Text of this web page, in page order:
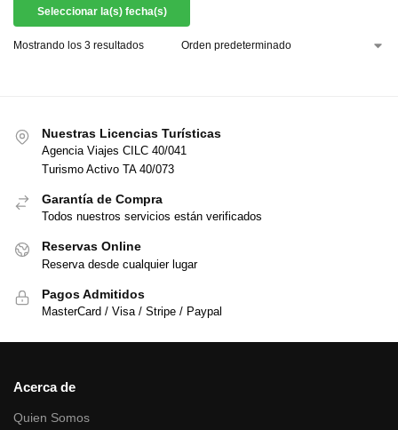
Seleccionar la(s) fecha(s)
Mostrando los 3 resultados
Nuestras Licencias Turísticas
Agencia Viajes CILC 40/041
Turismo Activo TA 40/073
Garantía de Compra
Todos nuestros servicios están verificados
Reservas Online
Reserva desde cualquier lugar
Pagos Admitidos
MasterCard / Visa / Stripe / Paypal
Acerca de
Quien Somos